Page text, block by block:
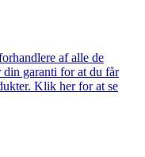
af alle de
garanti for at du får
Klik her for at se